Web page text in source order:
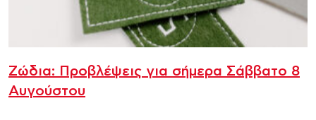
Ζώδια: Προβλέψεις για σήμερα Σάββατο 8
Αυγούστου